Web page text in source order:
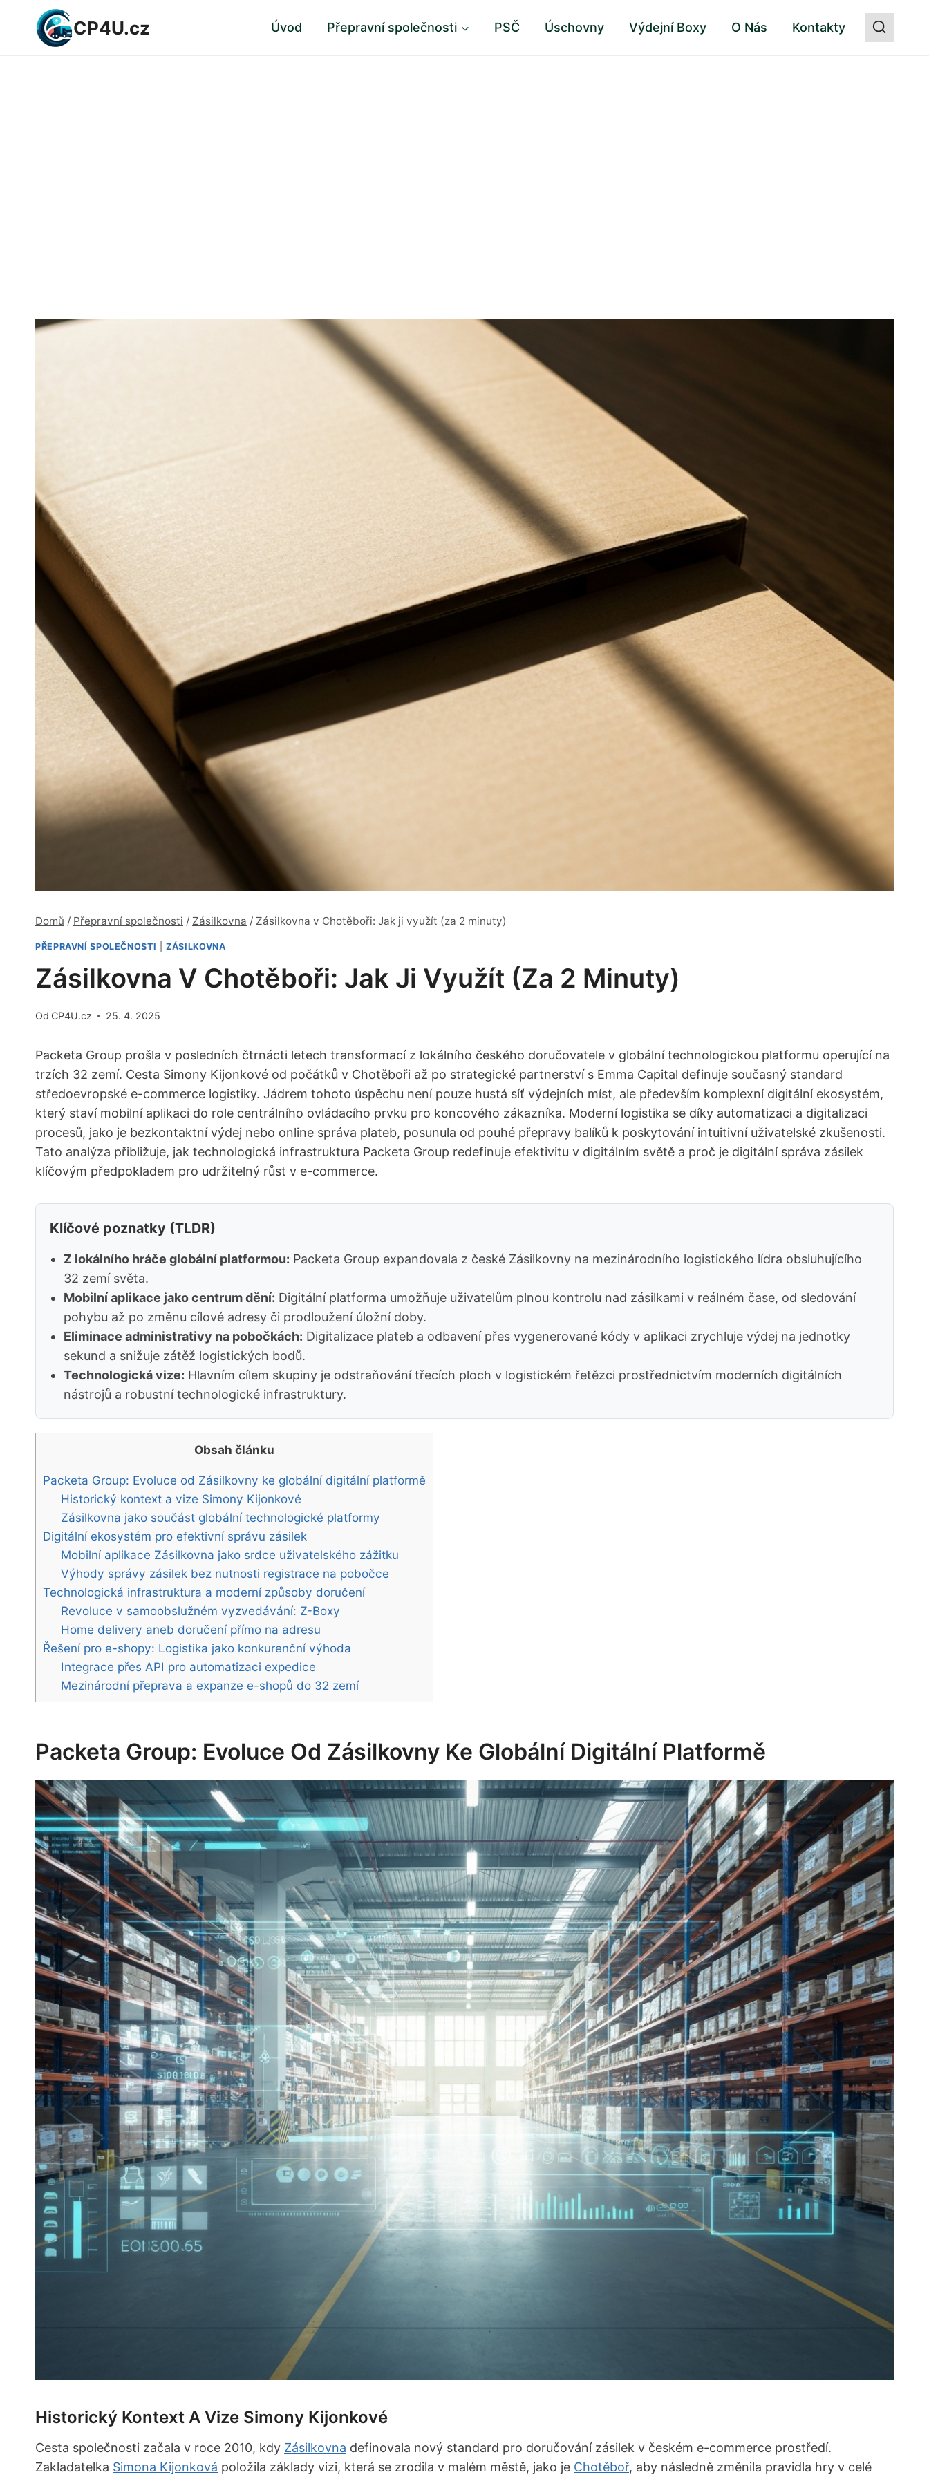
Přeskočit
CP4U.cz Úvod Přepravní společnosti PSČ Úschovny Výdejní Boxy O Nás Kontakty
Domů / Přepravní společnosti / Zásilkovna / Zásilkovna v Chotěboři: Jak ji využít (za 2 minuty)
PŘEPRAVNÍ SPOLEČNOSTI |ZÁSILKOVNA
Zásilkovna V Chotěboři: Jak Ji Využít (za 2 Minuty)
Od CP4U.cz 25. 4. 2025
Packeta Group prošla v posledních čtrnácti letech transformací z lokálního českého doručovatele v globální technologickou platformu operující na
trzích 32 zemí. Cesta Simony Kijonkové od počátků v Chotěboři až po strategické partnerství s Emma Capital definuje současný standard
středoevropské e-commerce logistiky. Jádrem tohoto úspěchu není pouze hustá síť výdejních míst, ale především komplexní digitální ekosystém,
který staví mobilní aplikaci do role centrálního ovládacího prvku pro koncového zákazníka. Moderní logistika se díky automatizaci a digitalizaci
procesů, jako je bezkontaktní výdej nebo online správa plateb, posunula od pouhé přepravy balíků k poskytování intuitivní uživatelské zkušenosti.
Tato analýza přibližuje, jak technologická infrastruktura Packeta Group redefinuje efektivitu v digitálním světě a proč je digitální správa zásilek
klíčovým předpokladem pro udržitelný růst v e-commerce.
Klíčové poznatky (TLDR)
Z lokálního hráče globální platformou: Packeta Group expandovala z české Zásilkovny na mezinárodního logistického lídra obsluhujícího
32 zemí světa.
Mobilní aplikace jako centrum dění: Digitální platforma umožňuje uživatelům plnou kontrolu nad zásilkami v reálném čase, od sledování
pohybu až po změnu cílové adresy či prodloužení úložní doby.
Eliminace administrativy na pobočkách: Digitalizace plateb a odbavení přes vygenerované kódy v aplikaci zrychluje výdej na jednotky
sekund a snižuje zátěž logistických bodů.
Technologická vize: Hlavním cílem skupiny je odstraňování třecích ploch v logistickém řetězci prostřednictvím moderních digitálních
nástrojů a robustní technologické infrastruktury.
Obsah článku
Packeta Group: Evoluce od Zásilkovny ke globální digitální platformě
Historický kontext a vize Simony Kijonkové
Zásilkovna jako součást globální technologické platformy
Digitální ekosystém pro efektivní správu zásilek
Mobilní aplikace Zásilkovna jako srdce uživatelského zážitku
Výhody správy zásilek bez nutnosti registrace na pobočce
Technologická infrastruktura a moderní způsoby doručení
Revoluce v samoobslužném vyzvedávání: Z-Boxy
Home delivery aneb doručení přímo na adresu
Řešení pro e-shopy: Logistika jako konkurenční výhoda
Integrace přes API pro automatizaci expedice
Mezinárodní přeprava a expanze e-shopů do 32 zemí
Packeta Group: Evoluce Od Zásilkovny Ke Globální Digitální Platformě
Historický Kontext A Vize Simony Kijonkové
Cesta společnosti začala v roce 2010, kdy Zásilkovna definovala nový standard pro doručování zásilek v českém e-commerce prostředí.
Zakladatelka Simona Kijonková položila základy vizi, která se zrodila v malém městě, jako je Chotěboř, aby následně změnila pravidla hry v celé